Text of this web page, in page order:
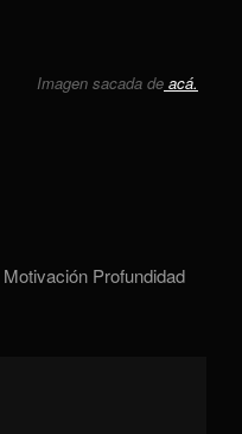
Imagen sacada de acá.
Motivación Profundidad